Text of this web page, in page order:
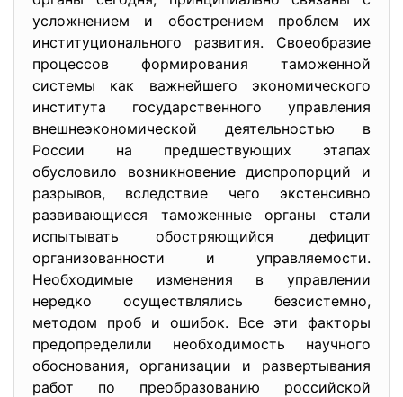
усложнением и обострением проблем их
институционального развития. Своеобразие
процессов формирования таможенной
системы как важнейшего экономического
института государственного управления
внешнеэкономической деятельностью в
России на предшествующих этапах
обусловило возникновение диспропорций и
разрывов, вследствие чего экстенсивно
развивающиеся таможенные органы стали
испытывать обостряющийся дефицит
организованности и управляемости.
Необходимые изменения в управлении
нередко осуществлялись безсистемно,
методом проб и ошибок. Все эти факторы
предопределили необходимость научного
обоснования, организации и развертывания
работ по преобразованию российской